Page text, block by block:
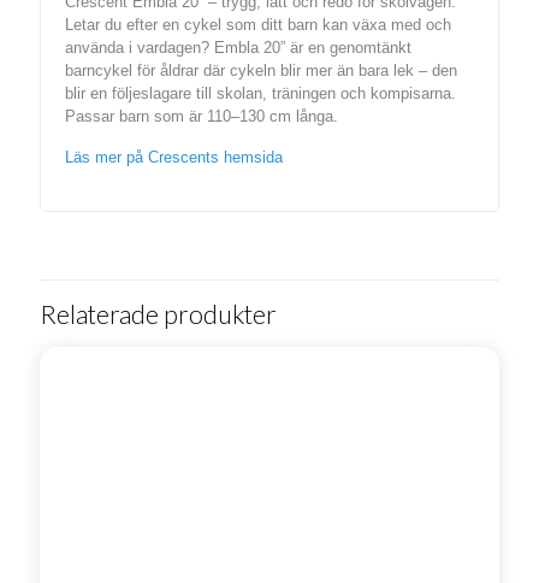
Letar du efter en cykel som ditt barn kan växa med och
använda i vardagen? Embla 20” är en genomtänkt
barncykel för åldrar där cykeln blir mer än bara lek – den
blir en följeslagare till skolan, träningen och kompisarna.
Passar barn som är 110–130 cm långa.
Läs mer på Crescents hemsida
Relaterade produkter